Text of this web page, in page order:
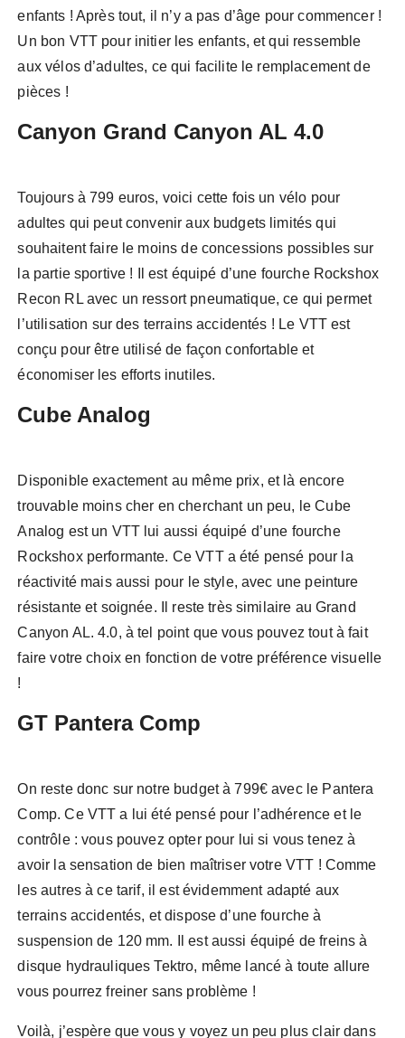
enfants ! Après tout, il n’y a pas d’âge pour commencer !
Un bon VTT pour initier les enfants, et qui ressemble
aux vélos d’adultes, ce qui facilite le remplacement de
pièces !
Canyon Grand Canyon AL 4.0
Toujours à 799 euros, voici cette fois un vélo pour
adultes qui peut convenir aux budgets limités qui
souhaitent faire le moins de concessions possibles sur
la partie sportive ! Il est équipé d’une fourche Rockshox
Recon RL avec un ressort pneumatique, ce qui permet
l’utilisation sur des terrains accidentés ! Le VTT est
conçu pour être utilisé de façon confortable et
économiser les efforts inutiles.
Cube Analog
Disponible exactement au même prix, et là encore
trouvable moins cher en cherchant un peu, le Cube
Analog est un VTT lui aussi équipé d’une fourche
Rockshox performante. Ce VTT a été pensé pour la
réactivité mais aussi pour le style, avec une peinture
résistante et soignée. Il reste très similaire au Grand
Canyon AL. 4.0, à tel point que vous pouvez tout à fait
faire votre choix en fonction de votre préférence visuelle
!
GT Pantera Comp
On reste donc sur notre budget à 799€ avec le Pantera
Comp. Ce VTT a lui été pensé pour l’adhérence et le
contrôle : vous pouvez opter pour lui si vous tenez à
avoir la sensation de bien maîtriser votre VTT ! Comme
les autres à ce tarif, il est évidemment adapté aux
terrains accidentés, et dispose d’une fourche à
suspension de 120 mm. Il est aussi équipé de freins à
disque hydrauliques Tektro, même lancé à toute allure
vous pourrez freiner sans problème !
Voilà, j’espère que vous y voyez un peu plus clair dans